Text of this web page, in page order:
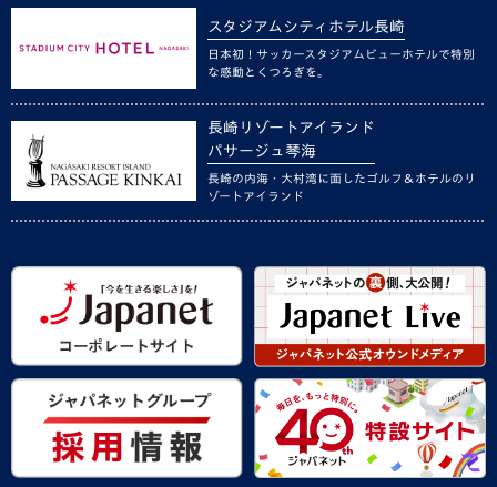
スタジアムシティホテル長崎
日本初！サッカースタジアムビューホテルで特別
な感動とくつろぎを。
長崎リゾートアイランド
パサージュ琴海
長崎の内海・大村湾に面したゴルフ＆ホテルのリ
ゾートアイランド